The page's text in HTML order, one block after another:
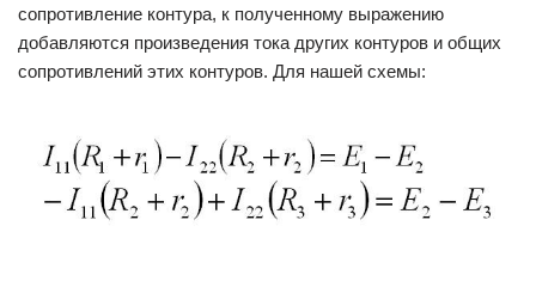
сопротивление контура, к полученному выражению
добавляются произведения тока других контуров и общих
сопротивлений этих контуров. Для нашей схемы: